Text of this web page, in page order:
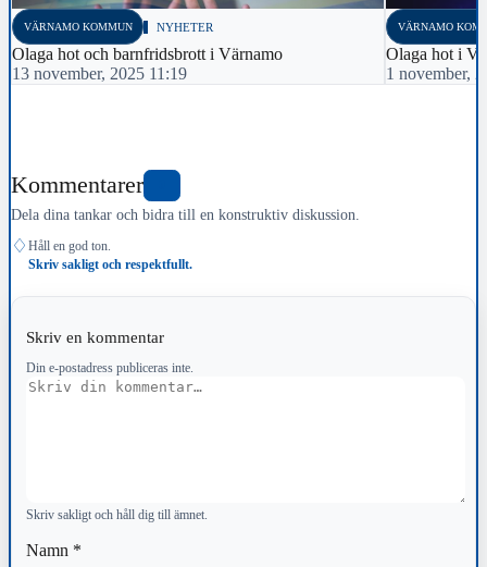
VÄRNAMO KOMMUN NYHETER
Olaga hot och barnfridsbrott i Värnamo
13 november, 2025 11:19
VÄRNAMO
Olaga hot i
1 november,
Kommentarer
Dela dina tankar och bidra till en konstruktiv diskussion.
♢ Håll en god ton.
Skriv sakligt och respektfullt.
Skriv en kommentar
Din e-postadress publiceras inte.
Kommentar
Skriv sakligt och håll dig till ämnet.
Namn *